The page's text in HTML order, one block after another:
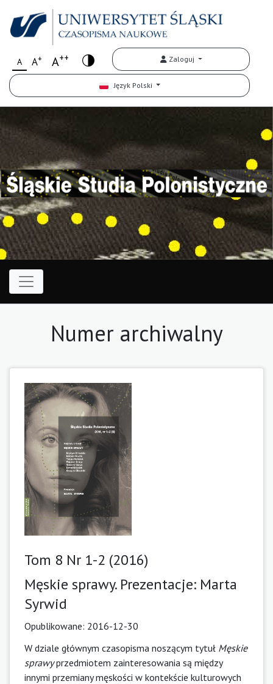
A A+ A++ Zaloguj
Język Polski
Numer archiwalny
Tom 8 Nr 1-2 (2016)
Męskie sprawy. Prezentacje: Marta
Syrwid
Opublikowane: 2016-12-30
W dziale głównym czasopisma noszącym tytuł Męskie
sprawyprzedmiotem zainteresowania są między
innymi przemiany męskości w kontekście kulturowych